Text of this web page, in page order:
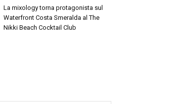
La mixology torna protagonista sul
Waterfront Costa Smeralda al The
Nikki Beach Cocktail Club